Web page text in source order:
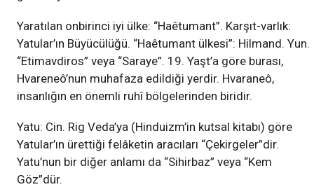
Yaratılan onbirinci iyi ülke: “Haêtumant”. Karşıt-varlık:
Yatular’ın Büyücülüğü. “Haêtumant ülkesi”: Hilmand. Yun.
“Etimavdiros” veya “Saraye”. 19. Yaşt’a göre burası,
Hvareneô’nun muhafaza edildiği yerdir. Hvaraneô,
insanlığın en önemli ruhî bölgelerinden biridir.
Yatu: Cin. Rig Veda’ya (Hinduizm’in kutsal kitabı) göre
Yatular’ın ürettiği felâketin aracıları “Çekirgeler”dir.
Yatu’nun bir diğer anlamı da “Sihirbaz” veya “Kem
Göz”dür.